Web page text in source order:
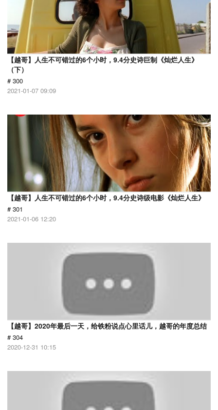
【越哥】人生不可错过的6个小时，9.4分史诗巨制《灿烂人生》
（下）
# 300
2021-01-07 09:09
【越哥】人生不可错过的6个小时，9.4分史诗级电影《灿烂人生》
# 301
2021-01-06 12:20
【越哥】2020年最后一天，给铁粉说点心里话儿，越哥的年度总结
# 304
2020-12-31 10:15